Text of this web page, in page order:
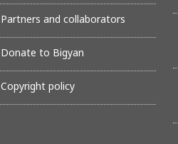
Partners and collaborators
Donate to Bigyan
Copyright policy